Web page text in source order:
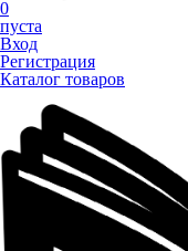
0
пуста
Вход
Регистрация
Каталог товаров